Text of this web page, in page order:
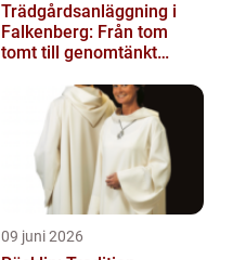
Trädgårdsanläggning i
Falkenberg: Från tom
tomt till genomtänkt
09 juni 2026